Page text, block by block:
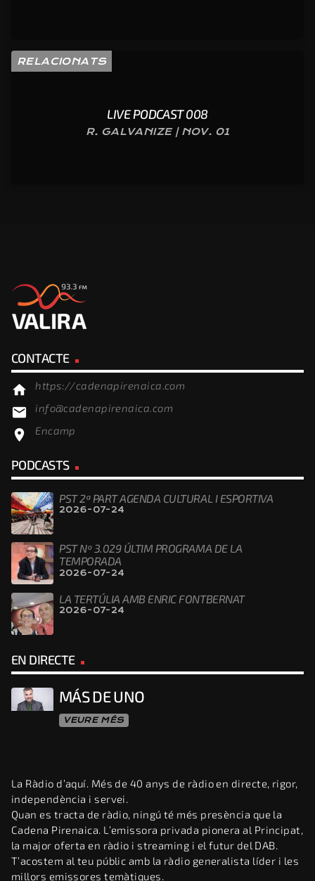
RELACIONATS
LIVE PODCAST 008
R. GALVANIZE | NOV. 01
CONTACTE
home https://cadenapirenaica.com
email info@cadenapirenaica.com
location_on Encamp
PODCASTS
PST 2ª PART AGENDA CULTURAL I ESPORTIVA
2026-07-24
PST Nº 3.029 ÚLTIM PROGRAMA DE LA
TEMPORADA
2026-07-24
LA TERTÚLIA AMB ENRIC FONTBERNAT
2026-07-24
EN DIRECTE
MÁS DE UNO
VEURE MÉS
La Ràdio d’aquí. Més de 40 anys de ràdio en directe, rigor,
independència i servei.
Quan es tracta de ràdio, ningú té més presència que la
Cadena Pirenaica. L’emissora privada pionera al Principat,
la major oferta en ràdio i streaming i el futur del DAB.
T’acostem al teu públic amb la ràdio generalista líder i les
millors emissores temàtiques.